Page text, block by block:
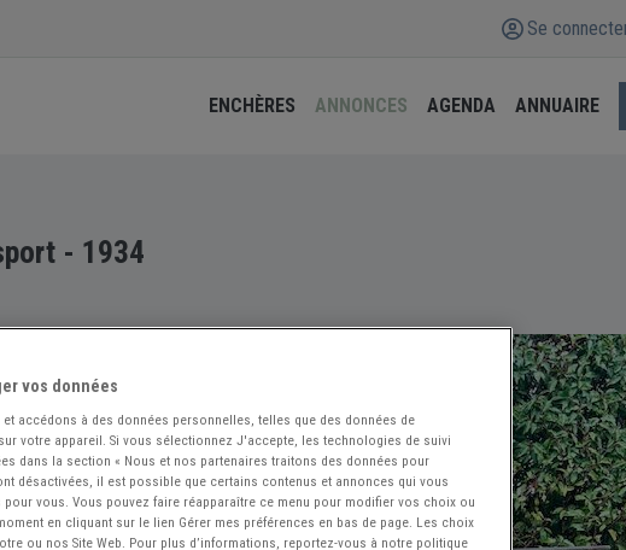
Se
ENCHÈRES ANNONCES AGENDA ANNUAIRE
- 1934
vos données
accédons à des données personnelles, telles que des données de
votre appareil. Si vous sélectionnez J'accepte, les technologies de suivi
dans la section « Nous et nos partenaires traitons des données pour
désactivées, il est possible que certains contenus et annonces qui vous
vous. Vous pouvez faire réapparaître ce menu pour modifier vos choix ou
en cliquant sur le lien Gérer mes préférences en bas de page. Les choix
ou nos Site Web. Pour plus d’informations, reportez-vous à notre politique